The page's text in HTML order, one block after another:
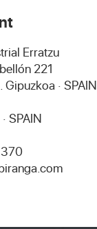
Erratzu
221
· SPAIN
SPAIN